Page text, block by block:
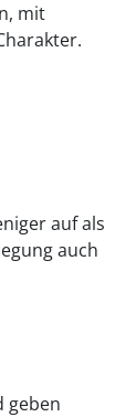
mit
auf als
auch
geben